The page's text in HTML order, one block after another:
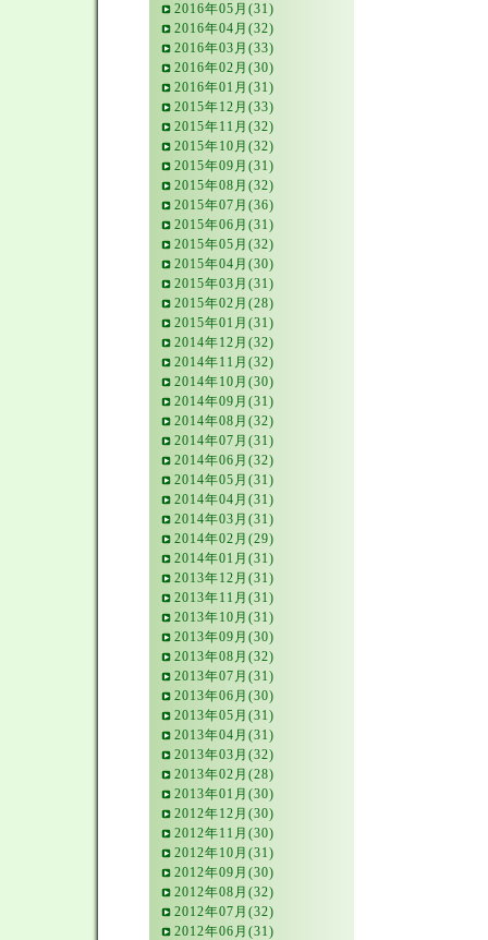
2016年05月(31)
2016年04月(32)
2016年03月(33)
2016年02月(30)
2016年01月(31)
2015年12月(33)
2015年11月(32)
2015年10月(32)
2015年09月(31)
2015年08月(32)
2015年07月(36)
2015年06月(31)
2015年05月(32)
2015年04月(30)
2015年03月(31)
2015年02月(28)
2015年01月(31)
2014年12月(32)
2014年11月(32)
2014年10月(30)
2014年09月(31)
2014年08月(32)
2014年07月(31)
2014年06月(32)
2014年05月(31)
2014年04月(31)
2014年03月(31)
2014年02月(29)
2014年01月(31)
2013年12月(31)
2013年11月(31)
2013年10月(31)
2013年09月(30)
2013年08月(32)
2013年07月(31)
2013年06月(30)
2013年05月(31)
2013年04月(31)
2013年03月(32)
2013年02月(28)
2013年01月(30)
2012年12月(30)
2012年11月(30)
2012年10月(31)
2012年09月(30)
2012年08月(32)
2012年07月(32)
2012年06月(31)